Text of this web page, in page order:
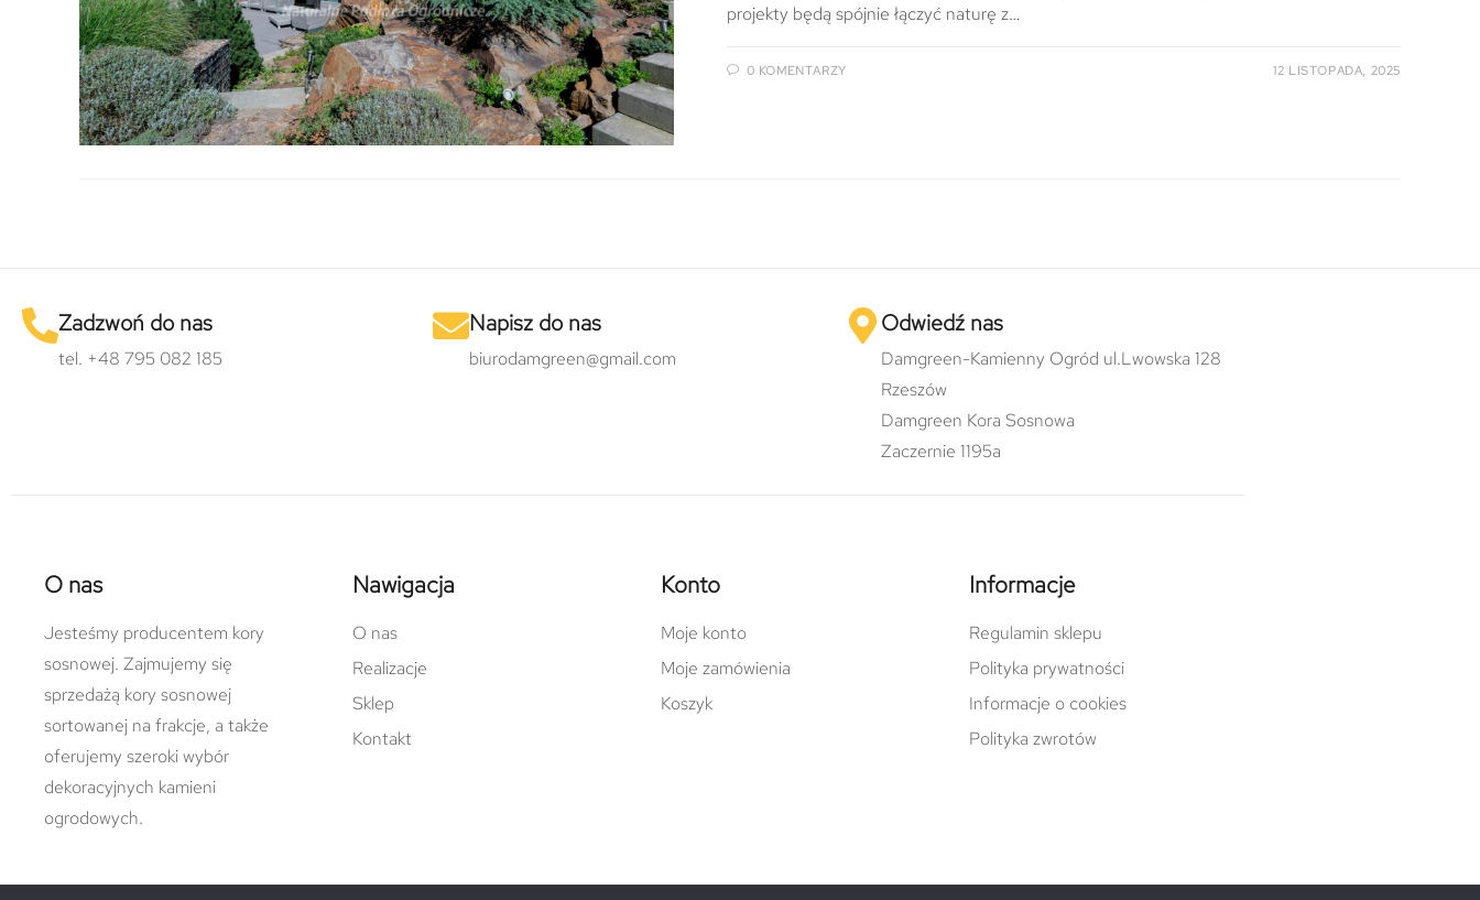
projekty będą spójnie łączyć naturę z…
0 KOMENTARZY 12 LISTOPADA, 2025
Zadzwoń do nas
tel. +48 795 082 185
Napisz do nas
biurodamgreen@gmail.com
Odwiedź nas
Damgreen-Kamienny Ogród ul.Lwowska 128
Rzeszów
Damgreen Kora Sosnowa
Zaczernie 1195a
O nas
Jesteśmy producentem kory
sosnowej. Zajmujemy się
sprzedażą kory sosnowej
sortowanej na frakcje, a także
oferujemy szeroki wybór
dekoracyjnych kamieni
ogrodowych.
Nawigacja
O nas
Realizacje
Sklep
Kontakt
Konto
Moje konto
Moje zamówienia
Koszyk
Informacje
Regulamin sklepu
Polityka prywatności
Informacje o cookies
Polityka zwrotów